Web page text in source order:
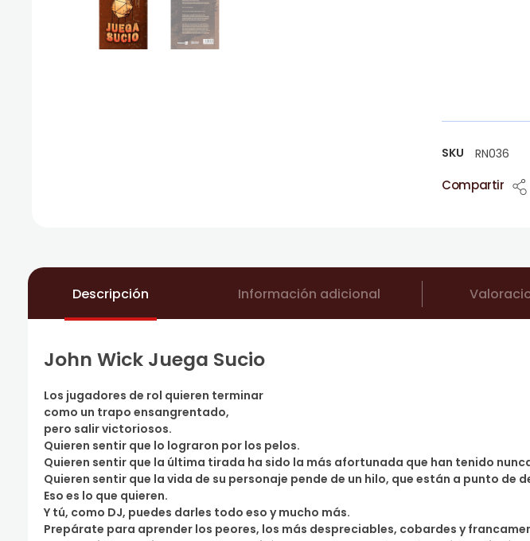
Compartir
SKU RN036
Descripción Información adicional
John Wick Juega Sucio
Los jugadores de rol quieren terminar
como un trapo ensangrentado,
pero salir victoriosos.
Quieren sentir que lo lograron por los pelos.
Quieren sentir que la última tirada ha sido la más afortunada que han tenido
Quieren sentir que la vida de su personaje pende de un hilo, que están a punto de
Eso es lo que quieren.
Y tú, como DJ, puedes darles todo eso y mucho más.
Prepárate para aprender los peores, los más despreciables, cobardes y